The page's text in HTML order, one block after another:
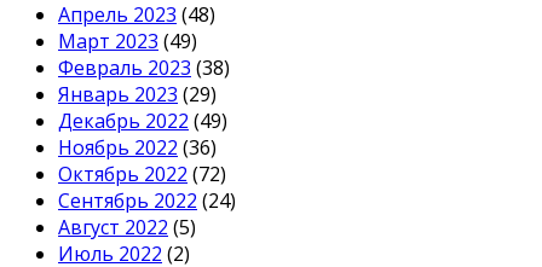
Апрель 2023 (48)
Март 2023 (49)
Февраль 2023 (38)
Январь 2023 (29)
Декабрь 2022 (49)
Ноябрь 2022 (36)
Октябрь 2022 (72)
Сентябрь 2022 (24)
Август 2022 (5)
Июль 2022 (2)